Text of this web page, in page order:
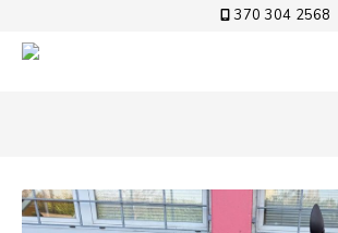
370 304 2568